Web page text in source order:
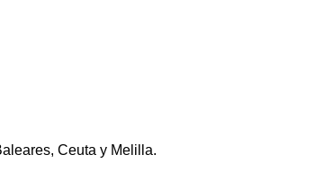
Ceuta y Melilla.